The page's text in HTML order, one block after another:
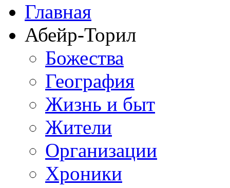
Главная
Абейр-Торил
Божества
География
Жизнь и быт
Жители
Организации
Хроники